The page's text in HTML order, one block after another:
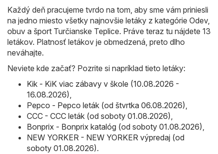
Každý deň pracujeme tvrdo na tom, aby sme vám priniesli
na jedno miesto všetky najnovšie letáky z kategórie Odev,
obuv a šport Turčianske Teplice. Práve teraz tu nájdete 13
letákov. Platnosť letákov je obmedzená, preto dlho
neváhajte.
Neviete kde začať? Pozrite si napríklad tieto letáky:
Kik - KiK viac zábavy v škole (10.08.2026 -
16.08.2026),
Pepco - Pepco leták (od štvrtka 06.08.2026),
CCC - CCC leták (od soboty 01.08.2026),
Bonprix - Bonprix katalóg (od soboty 01.08.2026),
NEW YORKER - NEW YORKER výpredaj (od
soboty 01.08.2026).